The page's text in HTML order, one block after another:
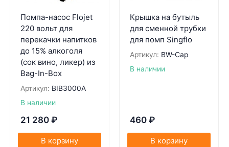
Помпа-насос Flojet
220 вольт для
перекачки напитков
до 15% алкоголя
(сок вино, ликер) из
Bag-In-Box
Артикул: BIB3000A
В наличии
21 280 ₽
В корзину
Крышка на бутыль
для сменной трубки
для помп Singflo
Артикул: BW-Cap
В наличии
460 ₽
В корзину